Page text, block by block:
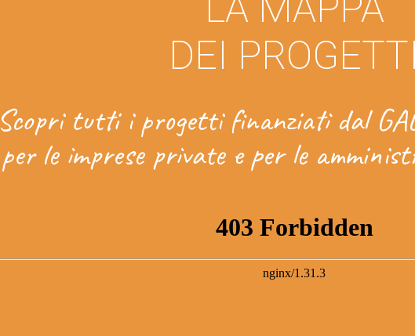
DEI PROGETTI
Scopri tutti i progetti finanziati dal
per le imprese private e per le